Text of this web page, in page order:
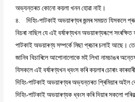
অভ্যন্তৰত কোনো কয়লা খনন হোৱা নাই।
৪. দিহিং-পাটকাই অভয়াৰণ্যৰ জন্মৰ সময়ত যিসকলে
বিচৰা নাছিল যে এই বৰ্ষাৰণ্যখন অভয়াৰণ্যৰূপে
পাটকাই অভয়াৰণ্য সম্পৰ্কে মিছা প্ৰচাৰ চলাই
জানিব বিচাৰিলে আপোনালোকে মই লিখা নামচাঙৰ
যিসকলে এই বৰ্ষাৰণ্যখন ধ্বংস কৰি কয়লাৰ চোৰাং
দিহিং-পাটকাই অভয়াৰণ্যৰ অভ্যন্তৰত প্ৰিমিয়াৰ অইল
দিহিং-পাটকাই অভয়াৰণ্যক ধ্বংস কৰি দিয়াৰ সকলো